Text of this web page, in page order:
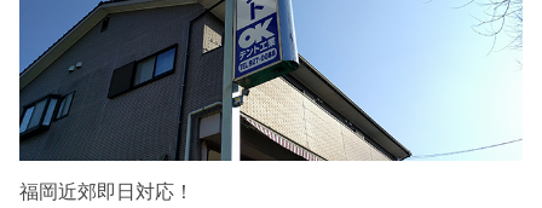
福岡近郊即日対応！